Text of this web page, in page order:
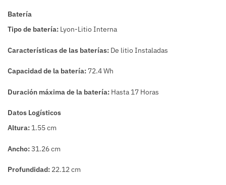
Batería
Tipo de batería: Lyon-Litio Interna
Características de las baterías: De litio Instaladas
Capacidad de la batería: 72.4 Wh
Duración máxima de la batería: Hasta 17 Horas
Datos Logísticos
Altura: 1.55 cm
Ancho:31.26 cm
Profundidad: 22.12 cm